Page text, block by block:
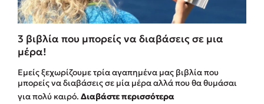
3 βιβλία που μπορείς να διαβάσεις σε μια
μέρα!
Εμείς ξεχωρίζουμε τρία αγαπημένα μας βιβλία που
μπορείς να διαβάσεις σε μία μέρα αλλά που θα θυμάσαι
για πολύ καιρό. Διαβάστε περισσότερα